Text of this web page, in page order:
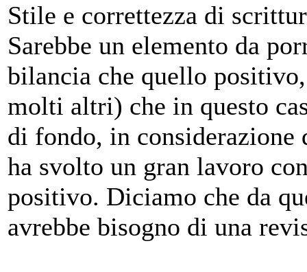
Stile e correttezza di
Sarebbe un elemento da
bilancia che quello
molti altri) che in questo
di fondo, in
ha svolto un gran lavoro
positivo. Diciamo che da
avrebbe bisogno di una